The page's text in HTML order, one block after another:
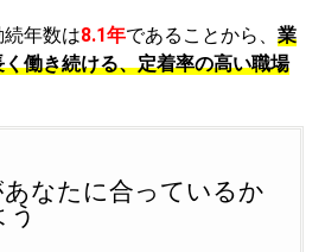
年数は8.1年であることから、 業
働き続ける、定着率の高い職場
なたに合っているか